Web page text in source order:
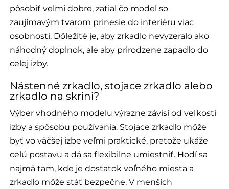
pôsobiť veľmi dobre, zatiaľ čo model so
zaujímavým tvarom prinesie do interiéru viac
osobnosti. Dôležité je, aby zrkadlo nevyzeralo ako
náhodný doplnok, ale aby prirodzene zapadlo do
celej izby.
Nástenné zrkadlo, stojace zrkadlo alebo
zrkadlo na skrini?
Výber vhodného modelu výrazne závisí od veľkosti
izby a spôsobu používania. Stojace zrkadlo môže
byť vo väčšej izbe veľmi praktické, pretože ukáže
celú postavu a dá sa flexibilne umiestniť. Hodí sa
najmä tam, kde je dostatok voľného miesta a
zrkadlo môže stáť bezpečne. V menších